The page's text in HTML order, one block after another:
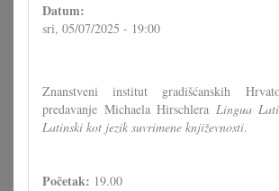
Datum:
sri, 05/07/2025 - 19:00
Znanstveni institut gradišćanskih
predavanje Michaela Hirschlera Lingua
Latinski kot jezik suvrimene književnosti.
Početak: 19.00